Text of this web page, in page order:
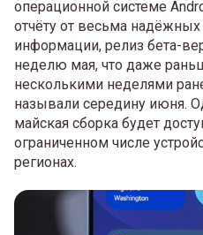
операционной системе
отчёту от весьма
информации, релиз бета-
неделю мая, что даже
несколькими неделями
называли середину июня.
майская сборка будет
ограниченном числе
регионах.